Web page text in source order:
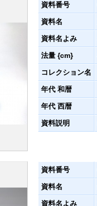
資料番号
資料名
資料名よみ
法量 {cm}
コレクション名
年代 和暦
年代 西暦
資料説明
資料番号
資料名
資料名よみ